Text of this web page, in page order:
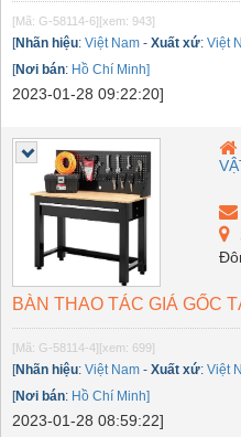
[Mã: G-58114-6] [xem: 943]
[Nhãn hiệu: Việt Nam - Xuất xứ: Việt
[Nơi bán: Hồ Chí Minh]
2023-01-28 09:22:20]
BÀN THAO TÁC GIÁ GỐC
[Mã: G-58114-4] [xem: 699]
[Nhãn hiệu: Việt Nam - Xuất xứ: Việt
[Nơi bán: Hồ Chí Minh]
2023-01-28 08:59:22]